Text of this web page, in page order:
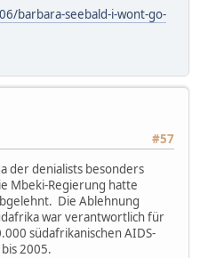
barbara-seebald-i-wont-go-
#57
der denialists besonders
Mbeki-Regierung hatte
Die Ablehnung
war verantwortlich für
südafrikanischen AIDS-
2005.